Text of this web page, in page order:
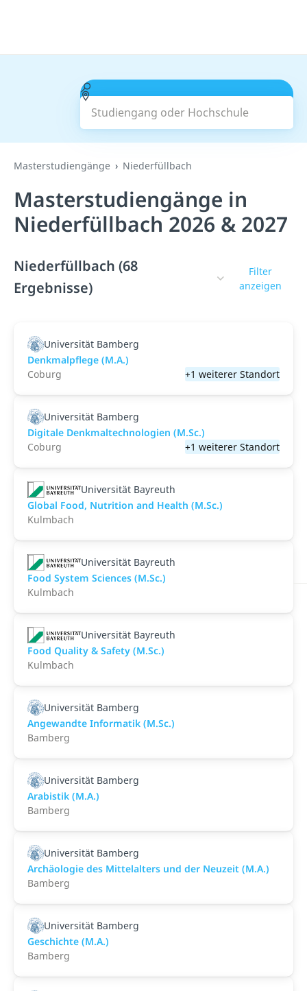
Studiengang oder Hochschule
Suchen
Masterstudiengänge Niederfüllbach
Masterstudiengänge in
Niederfüllbach 2026 & 2027
Niederfüllbach (68
Ergebnisse)
Filter
anzeigen
Universität Bamberg
Denkmalpflege (M.A.)
Coburg
+1 weiterer Standort
Universität Bamberg
Digitale Denkmaltechnologien (M.Sc.)
Coburg
+1 weiterer Standort
Universität Bayreuth
Global Food, Nutrition and Health (M.Sc.)
Kulmbach
Universität Bayreuth
Food System Sciences (M.Sc.)
Kulmbach
Universität Bayreuth
Food Quality & Safety (M.Sc.)
Kulmbach
Universität Bamberg
Angewandte Informatik (M.Sc.)
Bamberg
Universität Bamberg
Arabistik (M.A.)
Bamberg
Universität Bamberg
Archäologie des Mittelalters und der Neuzeit (M.A.)
Bamberg
Universität Bamberg
Geschichte (M.A.)
Bamberg